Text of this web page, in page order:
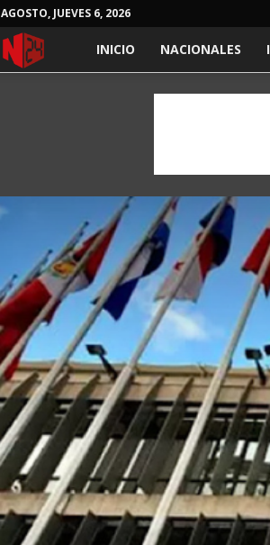
AGOSTO, JUEVES 6, 2026
NOTICIASINICIO NACIONALES